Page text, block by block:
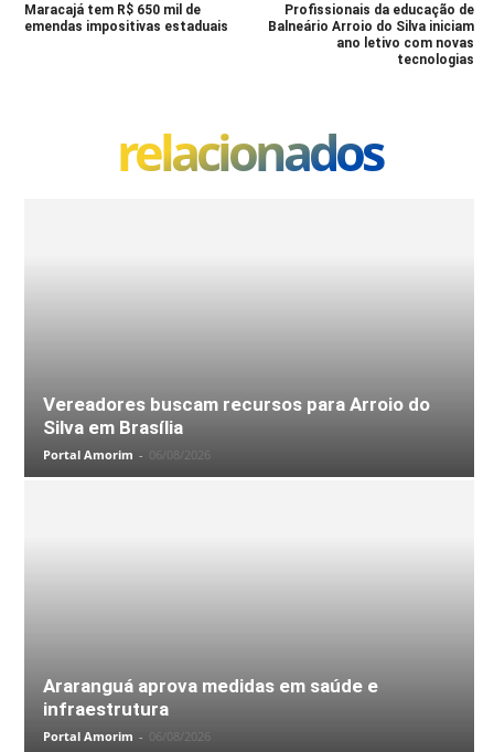
Maracajá tem R$ 650 mil de
emendas impositivas estaduais
Profissionais da educação de
Balneário Arroio do Silva iniciam
ano letivo com novas
tecnologias
relacionados
Vereadores buscam recursos para Arroio do
Silva em Brasília
Portal Amorim - 06/08/2026
Araranguá aprova medidas em saúde e
infraestrutura
Portal Amorim - 06/08/2026